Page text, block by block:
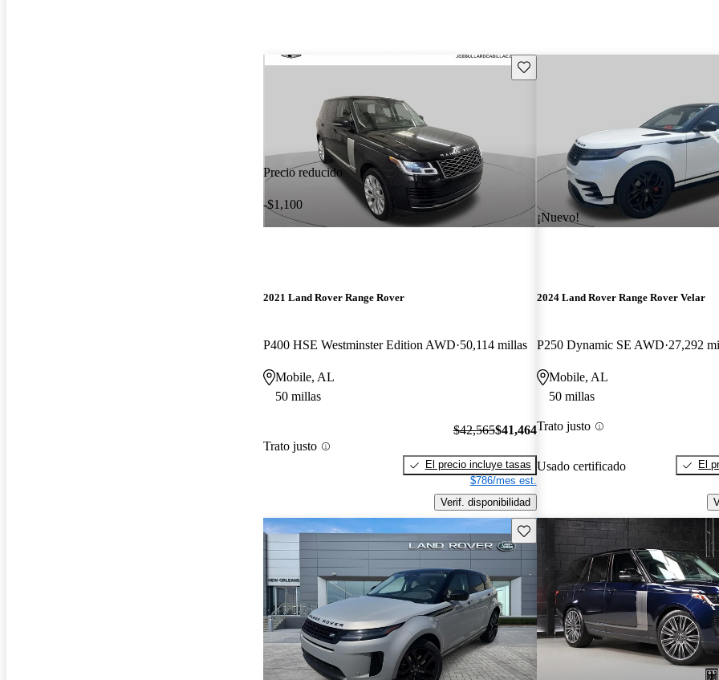
Precio reducido
-$1,100
Guarda este Aviso
2021 Land Rover Range Rover
P400 HSE Westminster Edition AWD 50,114 millas
Mobile, AL
50 millas
Trato justo
$42,565$41,464
El precio incluye tasas
$786/mes est.
Verif. disponibilidad
¡Nuevo!
2024 Land Rover Range Rover Velar
P250 Dynamic SE AWD 27,292
Mobile, AL
50 millas
Trato justo
Usado certificado
El
Guarda este Aviso